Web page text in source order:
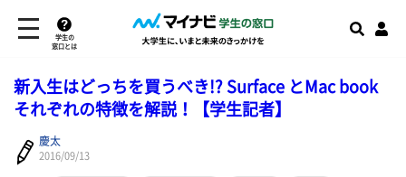
学生の
窓口とは
新入生はどっちを買うべき!? Surface とMac book
それぞれの特徴を解説！【学生記者】
慶太
2016/09/13